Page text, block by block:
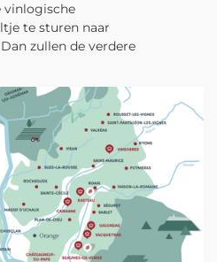
vinlogische
te sturen naar
zullen de verdere